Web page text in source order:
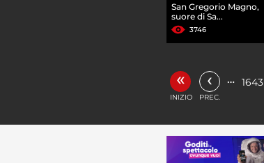
San Gregorio Magno,
suore di Sa...
3746
«
INIZIO
‹
PREC.
… 1643